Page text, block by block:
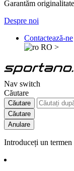
Garantăm
Despre noi
Contactează-ne
RO >
Nav switch
Căutare
Căutare
Căutare
Anulare
Introduceți un termen